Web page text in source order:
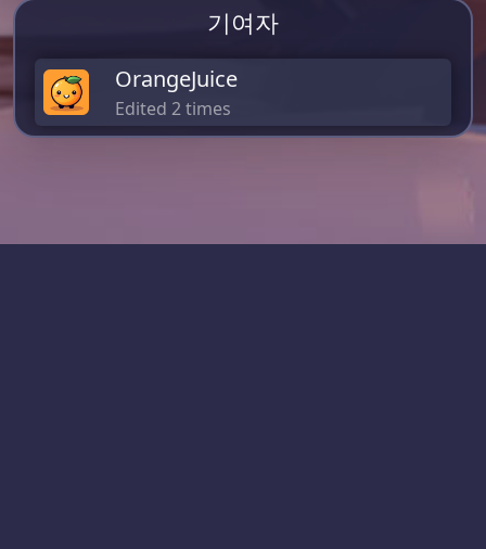
기여자
OrangeJuice
Edited 2 times